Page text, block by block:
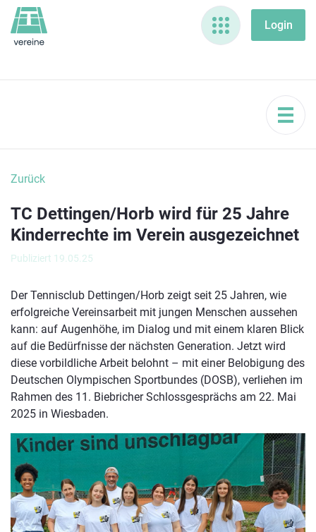
Zurück
TC Dettingen/Horb wird für 25 Jahre
Kinderrechte im Verein ausgezeichnet
Publiziert 19.05.25
Der Tennisclub Dettingen/Horb zeigt seit 25 Jahren, wie
erfolgreiche Vereinsarbeit mit jungen Menschen aussehen
kann: auf Augenhöhe, im Dialog und mit einem klaren Blick
auf die Bedürfnisse der nächsten Generation. Jetzt wird
diese vorbildliche Arbeit belohnt – mit einer Belobigung des
Deutschen Olympischen Sportbundes (DOSB), verliehen im
Rahmen des 11. Biebricher Schlossgesprächs am 22. Mai
2025 in Wiesbaden.